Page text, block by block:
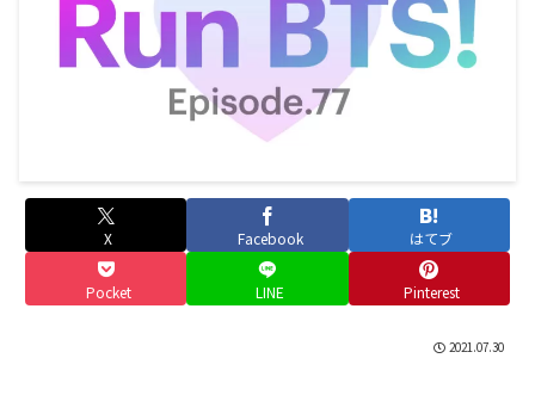
X Facebook はてブ
Pocket LINE Pinterest
2021.07.30